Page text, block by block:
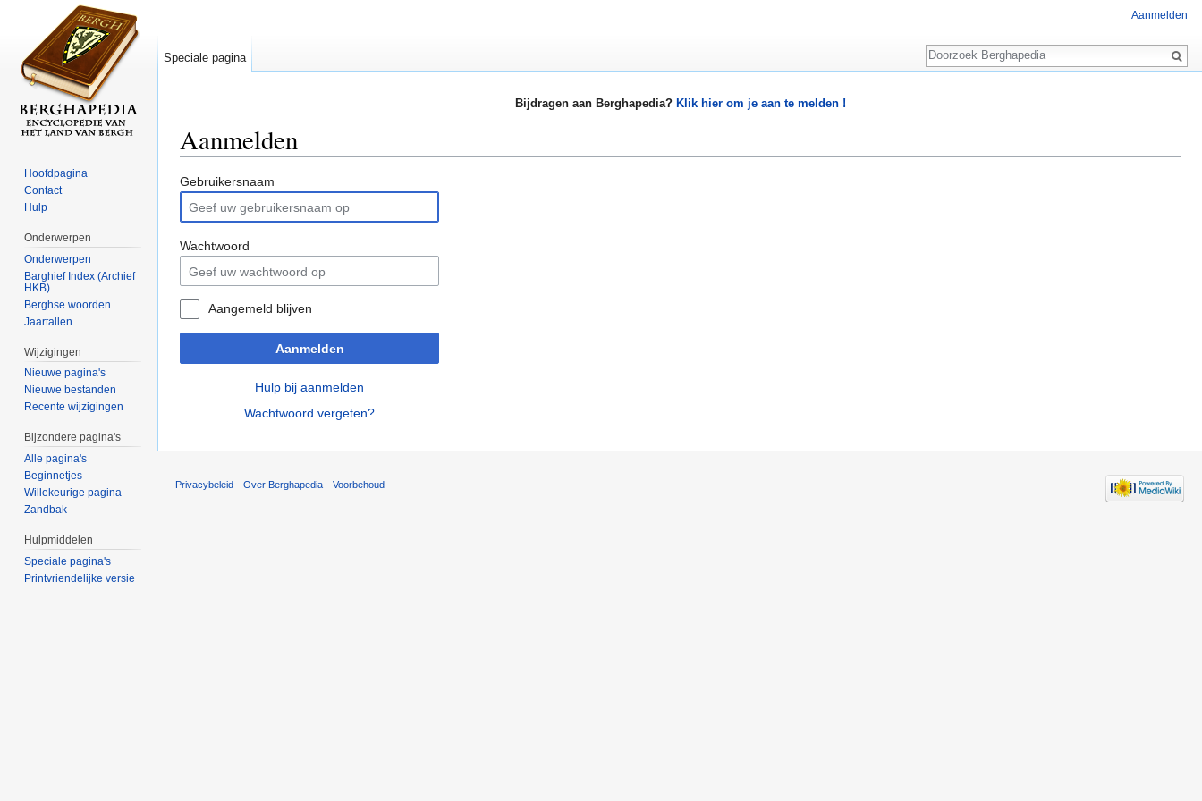
Bijdragen aan Berghapedia? Klik hier om je aan te melden !
Aanmelden
Gebruikersnaam
Wachtwoord
Aangemeld blijven
Aanmelden
Hulp bij aanmelden
Wachtwoord vergeten?
Aanmelden
Speciale pagina
Zoeken
Hoofdpagina
Contact
Hulp
Onderwerpen
Onderwerpen
Barghief Index (Archief
HKB)
Berghse woorden
Jaartallen
Wijzigingen
Nieuwe pagina's
Nieuwe bestanden
Recente wijzigingen
Bijzondere pagina's
Alle pagina's
Beginnetjes
Willekeurige pagina
Zandbak
Hulpmiddelen
Speciale pagina's
Printvriendelijke versie
Privacybeleid Over Berghapedia Voorbehoud